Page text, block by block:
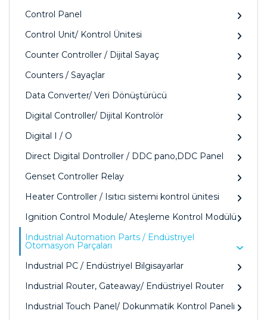
Control Panel
Control Unit/ Kontrol Ünitesi
Counter Controller / Dijital Sayaç
Counters / Sayaçlar
Data Converter/ Veri Dönüştürücü
Digital Controller/ Dijital Kontrolör
Digital I / O
Direct Digital Dontroller / DDC pano,DDC Panel
Genset Controller Relay
Heater Controller / Isıtıcı sistemi kontrol ünitesi
Ignition Control Module/ Ateşleme Kontrol Modülü
Industrial Automation Parts / Endüstriyel
Otomasyon Parçaları
Industrial PC / Endüstriyel Bilgisayarlar
Industrial Router, Gateaway/ Endüstriyel Router
Industrial Touch Panel/ Dokunmatik Kontrol Paneli